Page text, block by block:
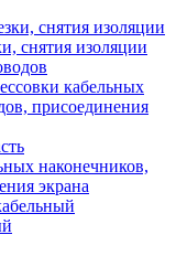
снятия изоляции
кабельных
присоединения
наконечников,
экрана